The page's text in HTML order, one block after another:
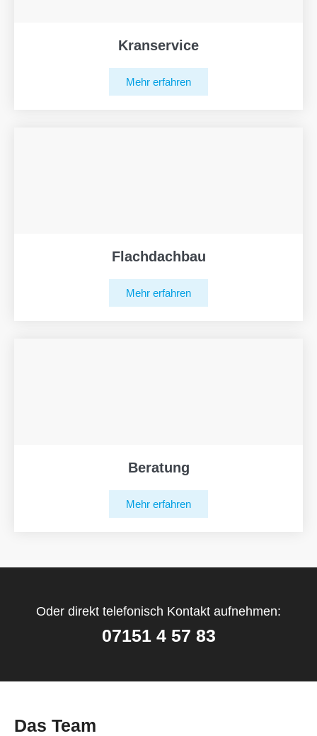
Kranservice
Mehr erfahren
Flachdachbau
Mehr erfahren
Beratung
Mehr erfahren
Oder direkt telefonisch Kontakt aufnehmen:
07151 4 57 83
Das Team